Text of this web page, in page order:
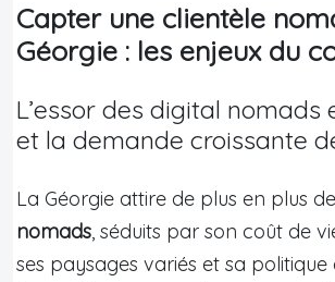
Capter une clientèle
Géorgie : les enjeux du
L’essor des digital nomads
et la demande croissante
La Géorgie attire de plus en plus de
nomads, séduits par son coût de
ses paysages variés et sa politique